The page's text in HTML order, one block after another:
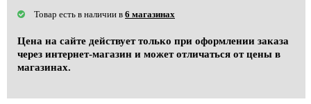
Товар есть в наличии в 6 магазинах
Цена на сайте действует только при оформлении заказа
через интернет-магазин и может отличаться от цены в
магазинах.